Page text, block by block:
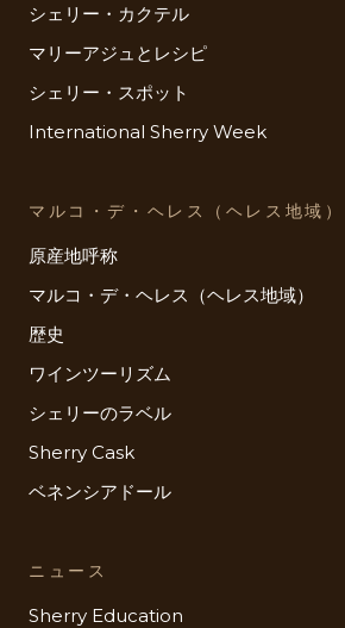
シェリー・カクテル
マリーアジュとレシピ
シェリー・スポット
International Sherry Week
マルコ・デ・ヘレス（ヘレス地域）
原産地呼称
マルコ・デ・ヘレス（ヘレス地域）
歴史
ワインツーリズム
シェリーのラベル
Sherry Cask
ベネンシアドール
ニュース
Sherry Education